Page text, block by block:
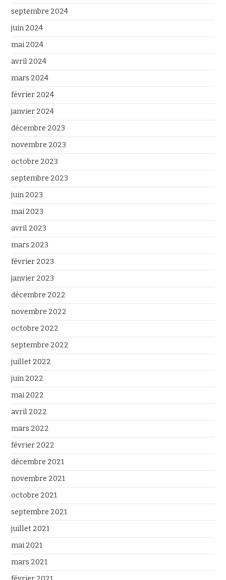
septembre 2024
juin 2024
mai 2024
avril 2024
mars 2024
février 2024
janvier 2024
décembre 2023
novembre 2023
octobre 2023
septembre 2023
juin 2023
mai 2023
avril 2023
mars 2023
février 2023
janvier 2023
décembre 2022
novembre 2022
octobre 2022
septembre 2022
juillet 2022
juin 2022
mai 2022
avril 2022
mars 2022
février 2022
décembre 2021
novembre 2021
octobre 2021
septembre 2021
juillet 2021
mai 2021
mars 2021